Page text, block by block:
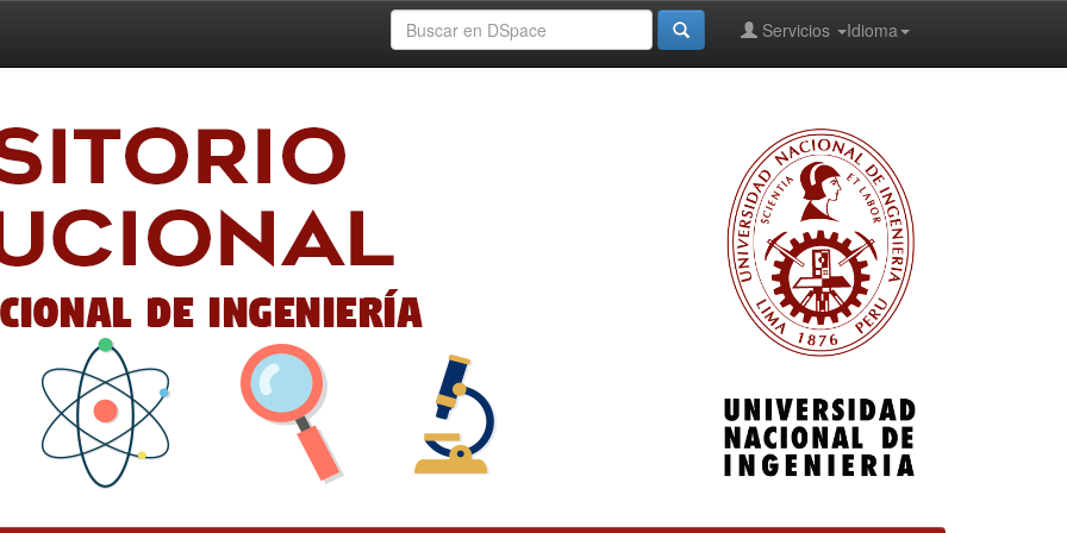
Idioma
Servicios